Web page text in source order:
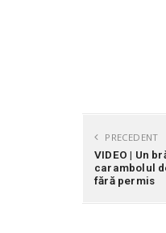
PRECEDENT
VIDEO | Un
carambolul
fără permis